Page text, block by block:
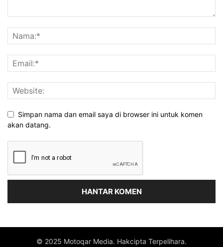
Simpan nama dan email saya di browser ini untuk komen
akan datang.
© 2025 Motoqar Media. Hakcipta Terpelihara.